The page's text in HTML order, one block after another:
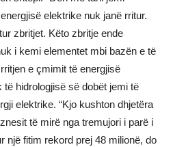
elektrike nuk janë rritur.
zbritjet. Këto zbritje ende
i kemi elementet mbi bazën e të
e çmimit të energjisë
të hidrologjisë së dobët jemi të
elektrike. “Kjo kushton dhjetëra
të mirë nga tremujori i parë i
një fitim rekord prej 48 milionë, do